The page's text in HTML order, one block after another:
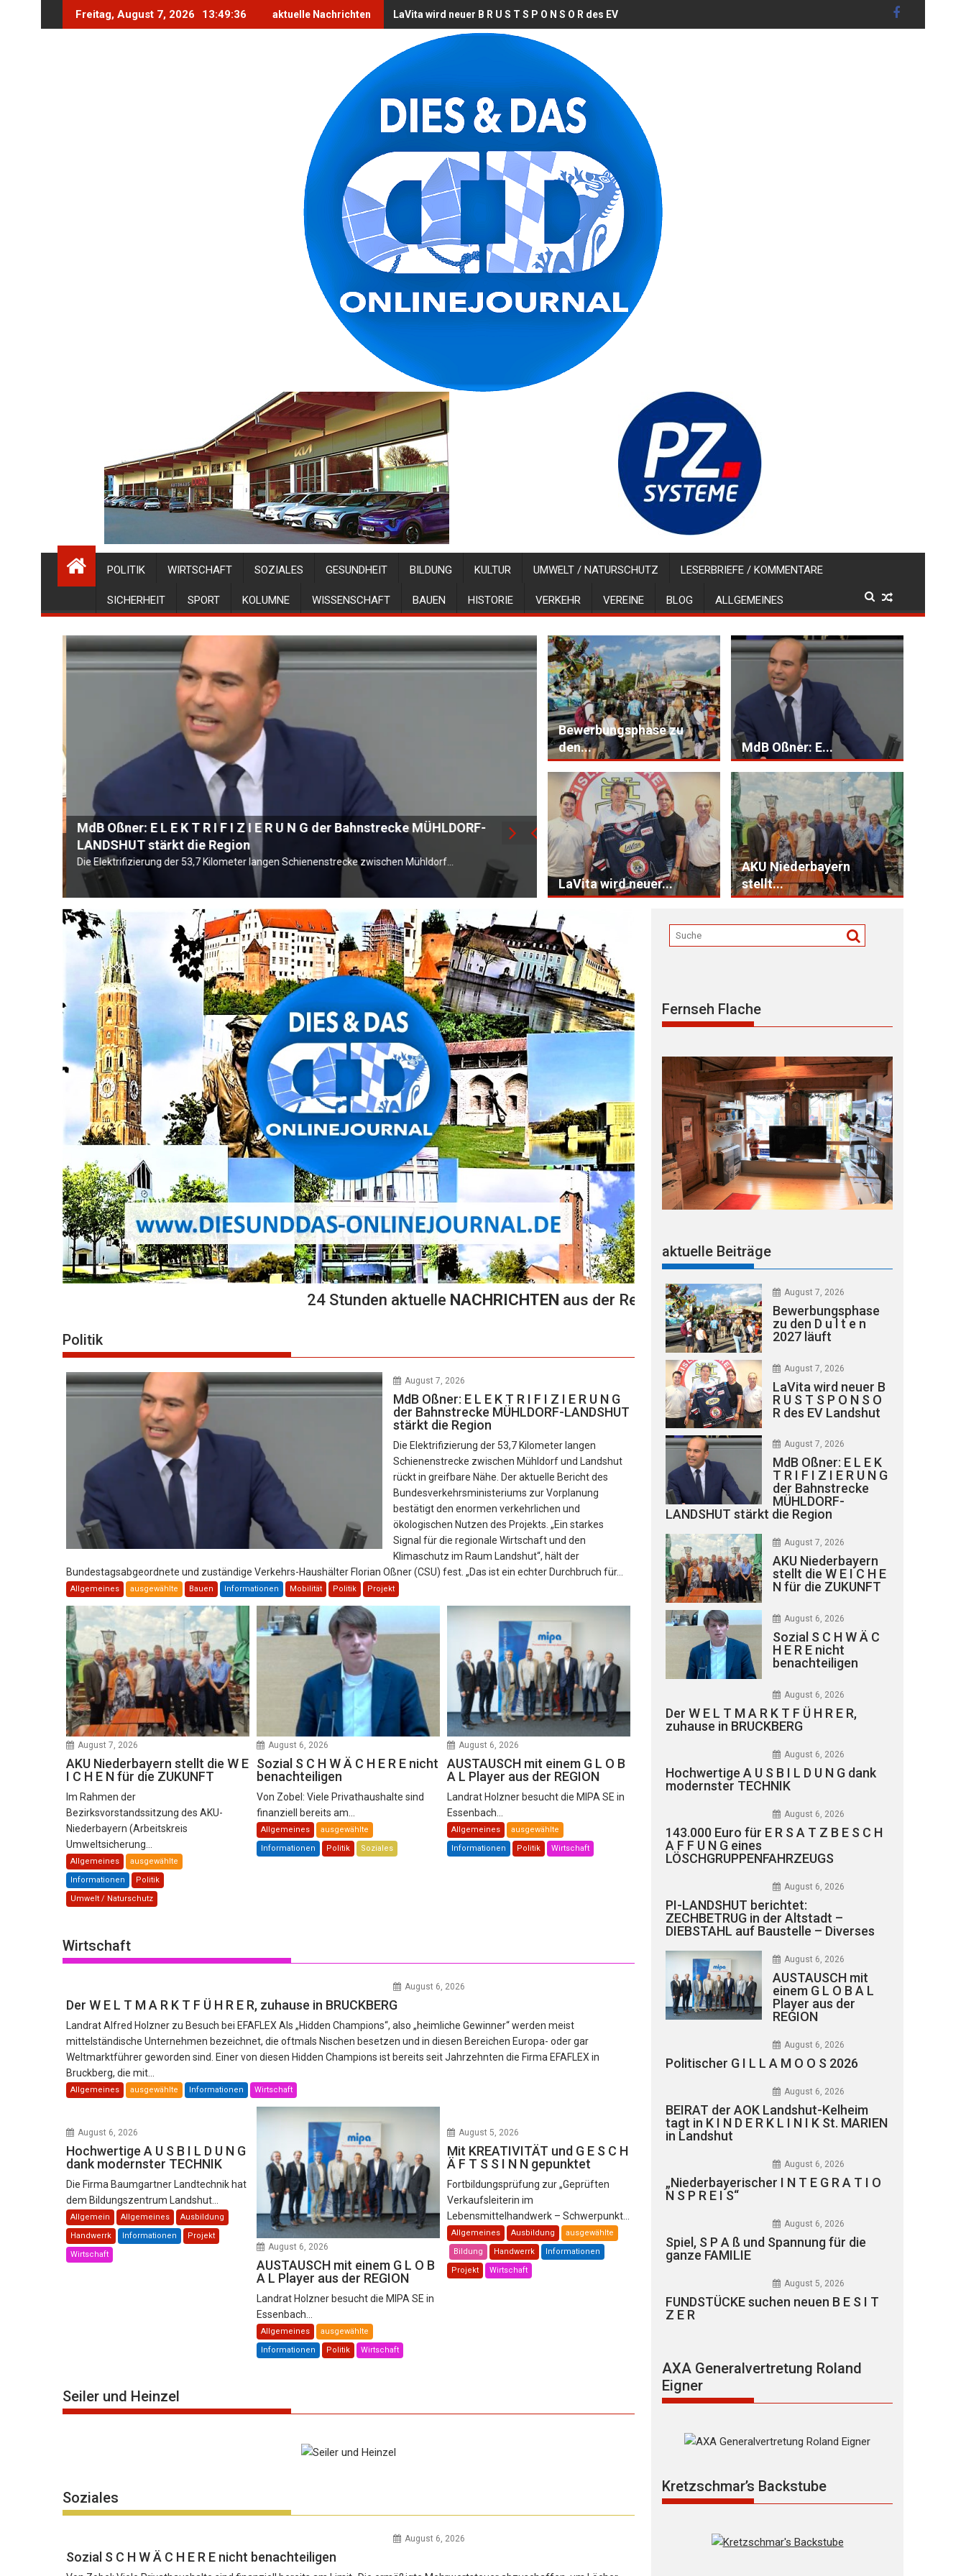
Freitag, August 7, 2026 13:49:38 aktuelle Nachrichten LaVita wird neuer B R U S T S P O N S O R des EV Landshut
POLITIK WIRTSCHAFT SOZIALES GESUNDHEIT BILDUNG KULTUR UMWELT / NATURSCHUTZ LESERBRIEFE / KOMMENTARE
SICHERHEIT SPORT KOLUMNE WISSENSCHAFT BAUEN HISTORIE VERKEHR VEREINE BLOG ALLGEMEINES
MdB Oßner: E L E K T R I F I Z I E R U N G der Bahnstrecke MÜHLDORF-
LANDSHUT stärkt die Region
Die Elektrifizierung der 53,7 Kilometer langen Schienenstrecke zwischen Mühldorf...
AKU Niederbayern stellt die W E I C H E N für die ZUKUNFT
Im Rahmen der Bezirksvorstandssitzung des AKU-Niederbayern (Arbeitskreis
und...
Bewerbungsphase zu
den...
LaVita wird neuer...
MdB Oßner: E...
AKU Niederbayern
stellt...
24 Stunden aktuelleNACHRICHTENaus der Region Landshut und darüber hinaus...
Politik
August 7, 2026
MdB Oßner: E L E K T R I F I Z I E R U N G
der Bahnstrecke MÜHLDORF-LANDSHUT
stärkt die Region
Die Elektrifizierung der 53,7 Kilometer langen
Schienenstrecke zwischen Mühldorf und Landshut
rückt in greifbare Nähe. Der aktuelle Bericht des
Bundesverkehrsministeriums zur Vorplanung
bestätigt den enormen verkehrlichen und
ökologischen Nutzen des Projekts. „Ein starkes
Signal für die regionale Wirtschaft und den
Klimaschutz im Raum Landshut“, hält der
Bundestagsabgeordnete und zuständige Verkehrs-Haushälter Florian Oßner (CSU) fest. „Das ist ein echter Durchbruch für…
Allgemeines ausgewählte Bauen Informationen Mobilität Politik Projekt
August 7, 2026
AKU Niederbayern stellt die W E
I C H E N für die ZUKUNFT
Im Rahmen der
Bezirksvorstandssitzung des AKU-
Niederbayern (Arbeitskreis
Umweltsicherung...
Allgemeines
ausgewählte
Informationen
Politik
Umwelt / Naturschutz
August 6, 2026
Sozial S C H W Ä C H E R E nicht
benachteiligen
Von Zobel: Viele Privathaushalte sind
finanziell bereits am...
Allgemeines
ausgewählte
Informationen
Politik Soziales
August 6, 2026
AUSTAUSCH mit einem G L O B
A L Player aus der REGION
Landrat Holzner besucht die MIPA SE in
Essenbach...
Allgemeines
ausgewählte
Informationen
Politik Wirtschaft
Wirtschaft
August 6, 2026
Der W E L T M A R K T F Ü H R E R, zuhause in BRUCKBERG
Landrat Alfred Holzner zu Besuch bei EFAFLEX Als „Hidden Champions“, also „heimliche Gewinner“ werden meist
mittelständische Unternehmen bezeichnet, die oftmals Nischen besetzen und in diesen Bereichen Europa- oder gar
Weltmarktführer geworden sind. Einer von diesen Hidden Champions ist bereits seit Jahrzehnten die Firma EFAFLEX in
Bruckberg, die mit...
Allgemeines ausgewählte Informationen Wirtschaft
August 6, 2026
Hochwertige A U S B I L D U N G
dank modernster TECHNIK
Die Firma Baumgartner Landtechnik hat
dem Bildungszentrum Landshut...
Allgemein Allgemeines
Ausbildung
Handwerrk
Informationen
Projekt
Wirtschaft
August 6, 2026
AUSTAUSCH mit einem G L O B
A L Player aus der REGION
Landrat Holzner besucht die MIPA SE in
Essenbach...
Allgemeines
ausgewählte
Informationen
Politik Wirtschaft
August 5, 2026
Mit KREATIVITÄT und G E S C H
Ä F T S S I N N gepunktet
Fortbildungsprüfung zur „Geprüften
Verkaufsleiterin im
Lebensmittelhandwerk – Schwerpunkt...
Allgemeines Ausbildung
ausgewählte
Bildung
Handwerrk
Informationen
Projekt
Wirtschaft
Seiler und Heinzel
Soziales
August 6, 2026
Sozial S C H W Ä C H E R E nicht benachteiligen
Fernseh Flache
aktuelle Beiträge
August 7, 2026
Bewerbungsphase
zu den D u l t e n
2027 läuft
August 7, 2026
LaVita wird neuer B
R U S T S P O N S O
R des EV Landshut
August 7, 2026
MdB Oßner: E L E K
T R I F I Z I E R U N G
der Bahnstrecke
MÜHLDORF-
LANDSHUT stärkt die Region
August 7, 2026
AKU Niederbayern
stellt die W E I C H E
N für die ZUKUNFT
August 6, 2026
Sozial S C H W Ä C
H E R E nicht
benachteiligen
August 6, 2026
Der W E L T M A R K T F Ü H R E R,
zuhause in BRUCKBERG
August 6, 2026
Hochwertige A U S B I L D U N G dank
modernster TECHNIK
August 6, 2026
143.000 Euro für E R S A T Z B E S C H
A F F U N G eines
LÖSCHGRUPPENFAHRZEUGS
August 6, 2026
PI-LANDSHUT berichtet:
ZECHBETRUG in der Altstadt –
DIEBSTAHL auf Baustelle – Diverses
August 6, 2026
AUSTAUSCH mit
einem G L O B A L
Player aus der
REGION
August 6, 2026
Politischer G I L L A M O O S 2026
August 6, 2026
BEIRAT der AOK Landshut-Kelheim
tagt in K I N D E R K L I N I K St. MARIEN
in Landshut
August 6, 2026
„Niederbayerischer I N T E G R A T I O
N S P R E I S“
August 6, 2026
Spiel, S P A ß und Spannung für die
ganze FAMILIE
August 5, 2026
FUNDSTÜCKE suchen neuen B E S I T
Z E R
AXA Generalvertretung Roland
Eigner
Kretzschmar’s Backstube